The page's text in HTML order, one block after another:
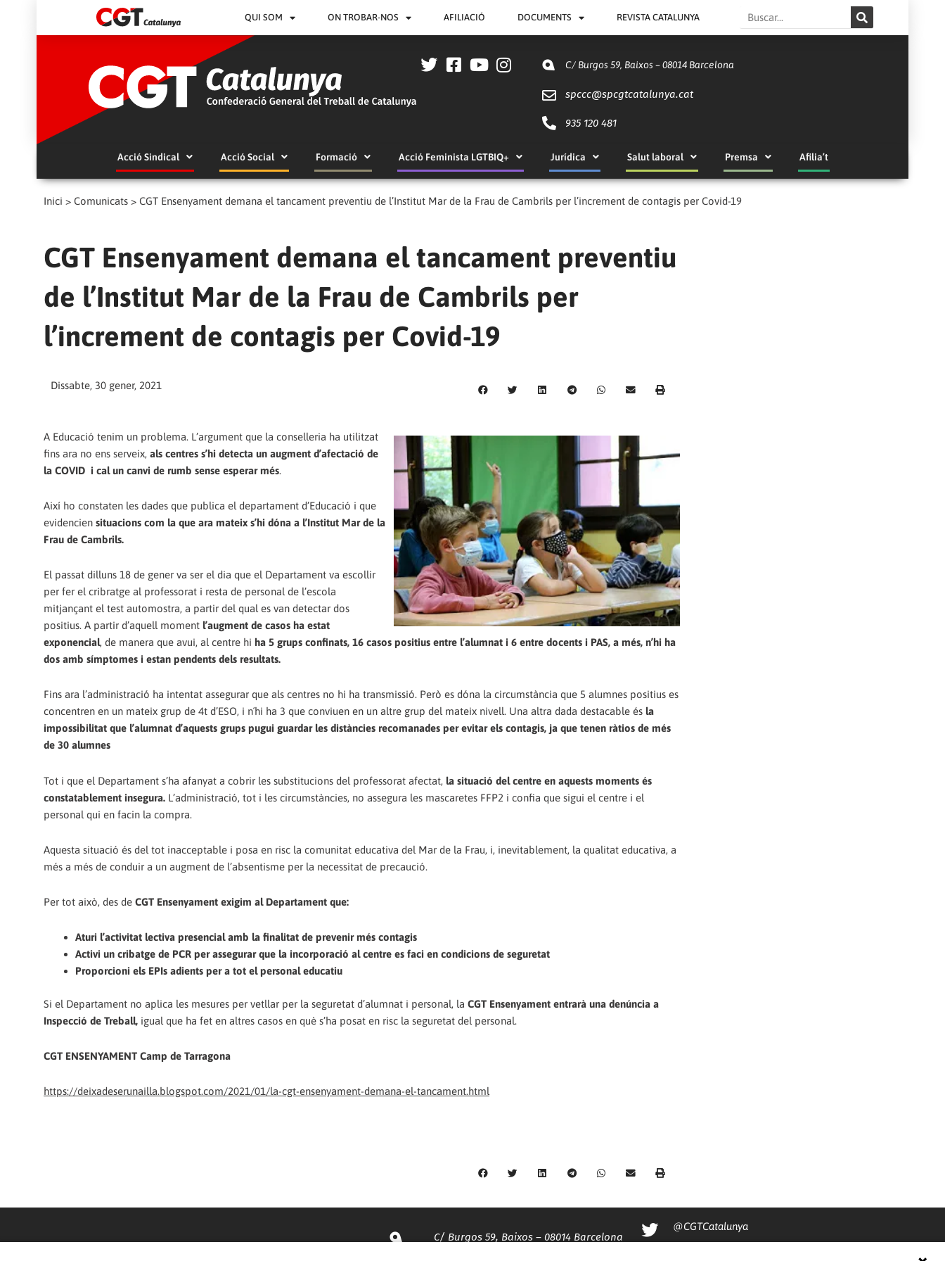
QUI SOM ON TROBAR-NOS AFILIACIÓ DOCUMENTS REVISTA CATALUNYA Search
C/ Burgos 59, Baixos – 08014 Barcelona
spccc@spcgtcatalunya.cat
935 120 481
Acció Sindical Acció Social Formació Acció Feminista LGTBIQ+ Jurídica Salut laboral Premsa Afilia’t
Inici > Comunicats > CGT Ensenyament demana el tancament preventiu de l’Institut Mar de la Frau de Cambrils per l’increment de contagis per Covid-19
CGT Ensenyament demana el tancament preventiu
de l’Institut Mar de la Frau de Cambrils per
l’increment de contagis per Covid-19
Dissabte, 30 gener, 2021
A Educació tenim un problema. L’argument que la conselleria ha utilitzat
fins ara no ens serveix, als centres s’hi detecta un augment d’afectació de
la COVID i cal un canvi de rumb sense esperar més.
Així ho constaten les dades que publica el departament d’Educació i que
evidencien situacions com la que ara mateix s’hi dóna a l’Institut Mar de la
Frau de Cambrils.
El passat dilluns 18 de gener va ser el dia que el Departament va escollir
per fer el cribratge al professorat i resta de personal de l’escola
mitjançant el test automostra, a partir del qual es van detectar dos
positius. A partir d’aquell moment l’augment de casos ha estat
exponencial, de manera que avui, al centre hi ha 5 grups confinats, 16 casos positius entre l’alumnat i 6 entre docents i PAS, a més, n’hi ha
dos amb símptomes i estan pendents dels resultats.
Fins ara l’administració ha intentat assegurar que als centres no hi ha transmissió. Però es dóna la circumstància que 5 alumnes positius es
concentren en un mateix grup de 4t d’ESO, i n´hi ha 3 que conviuen en un altre grup del mateix nivell. Una altra dada destacable és la
impossibilitat que l’alumnat d’aquests grups pugui guardar les distàncies recomanades per evitar els contagis, ja que tenen ràtios de més
de 30 alumnes
Tot i que el Departament s’ha afanyat a cobrir les substitucions del professorat afectat, la situació del centre en aquests moments és
constatablement insegura. L’administració, tot i les circumstàncies, no assegura les mascaretes FFP2 i confia que sigui el centre i el
personal qui en facin la compra.
Aquesta situació és del tot inacceptable i posa en risc la comunitat educativa del Mar de la Frau, i, inevitablement, la qualitat educativa, a
més a més de conduir a un augment de l’absentisme per la necessitat de precaució.
Per tot això, des de CGT Ensenyament exigim al Departament que:
Aturi l’activitat lectiva presencial amb la finalitat de prevenir més contagis
Activi un cribatge de PCR per assegurar que la incorporació al centre es faci en condicions de seguretat
Proporcioni els EPIs adients per a tot el personal educatiu
Si el Departament no aplica les mesures per vetllar per la seguretat d’alumnat i personal, la CGT Ensenyament entrarà una denúncia a
Inspecció de Treball, igual que ha fet en altres casos en què s’ha posat en risc la seguretat del personal.
CGT ENSENYAMENT Camp de Tarragona
https://deixadeserunailla.blogspot.com/2021/01/la-cgt-ensenyament-demana-el-tancament.html
C/ Burgos 59, Baixos – 08014 Barcelona
@CGTCatalunya